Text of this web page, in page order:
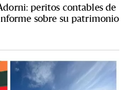
peritos contables de
sobre su patrimonio